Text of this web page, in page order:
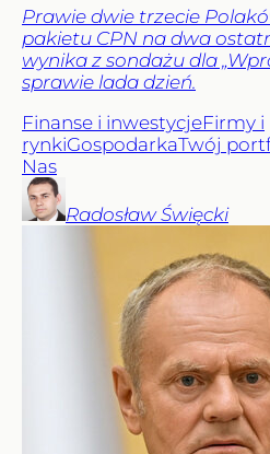
Prawie dwie trzecie
pakietu CPN na dwa
wynika z sondażu dla
sprawie lada dzień.
Finanse i inwestycjeFirmy i
rynkiGospodarkaTwój
Nas
Radosław Święcki